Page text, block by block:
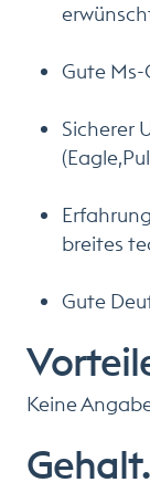
Gute
Sicherer
breites
Gute
Keine
Gehalt.